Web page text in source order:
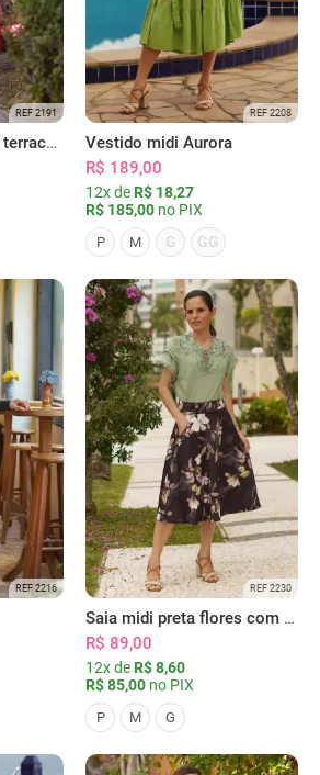
REF 2191
Vestido midi Fátima terracota
REF 2208
Vestido midi Aurora
R$ 189,00
12x de R$ 18,27
R$ 185,00 no PIX
P M G GG
REF 2216 REF 2230
Saia midi preta flores com bolsos
R$ 89,00
12x de R$ 8,60
R$ 85,00 no PIX
P M G